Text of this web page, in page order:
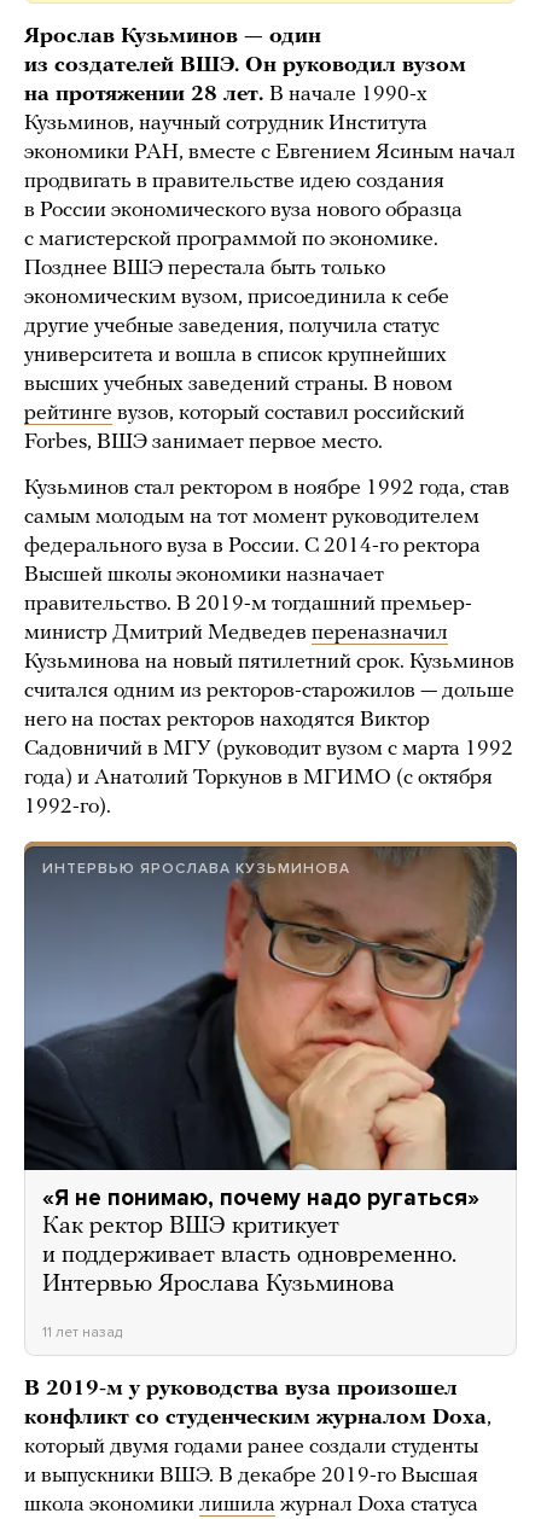
Ярослав Кузьминов — один
из создателей ВШЭ. Он руководил вузом
на протяжении 28 лет. В начале 1990-х
Кузьминов, научный сотрудник Института
экономики РАН, вместе с Евгением Ясиным начал
продвигать в правительстве идею создания
в России экономического вуза нового образца
с магистерской программой по экономике.
Позднее ВШЭ перестала быть только
экономическим вузом, присоединила к себе
другие учебные заведения, получила статус
университета и вошла в список крупнейших
высших учебных заведений страны. В новом
рейтинге вузов, который составил российский
Forbes, ВШЭ занимает первое место.
Кузьминов стал ректором в ноябре 1992 года, став
самым молодым на тот момент руководителем
федерального вуза в России. С 2014-го ректора
Высшей школы экономики назначает
правительство. В 2019-м тогдашний премьер-
министр Дмитрий Медведев переназначил
Кузьминова на новый пятилетний срок. Кузьминов
считался одним из ректоров-старожилов — дольше
него на постах ректоров находятся Виктор
Садовничий в МГУ (руководит вузом с марта 1992
года) и Анатолий Торкунов в МГИМО (с октября
1992-го).
ИНТЕРВЬЮ ЯРОСЛАВА КУЗЬМИНОВА
«Я не понимаю, почему надо ругаться»
Как ректор ВШЭ критикует
и поддерживает власть одновременно.
Интервью Ярослава Кузьминова
11 лет назад
В 2019-м у руководства вуза произошел
конфликт со студенческим журналом Doxa,
который двумя годами ранее создали студенты
и выпускники ВШЭ. В декабре 2019-го Высшая
школа экономики лишила журнал Doxa статуса